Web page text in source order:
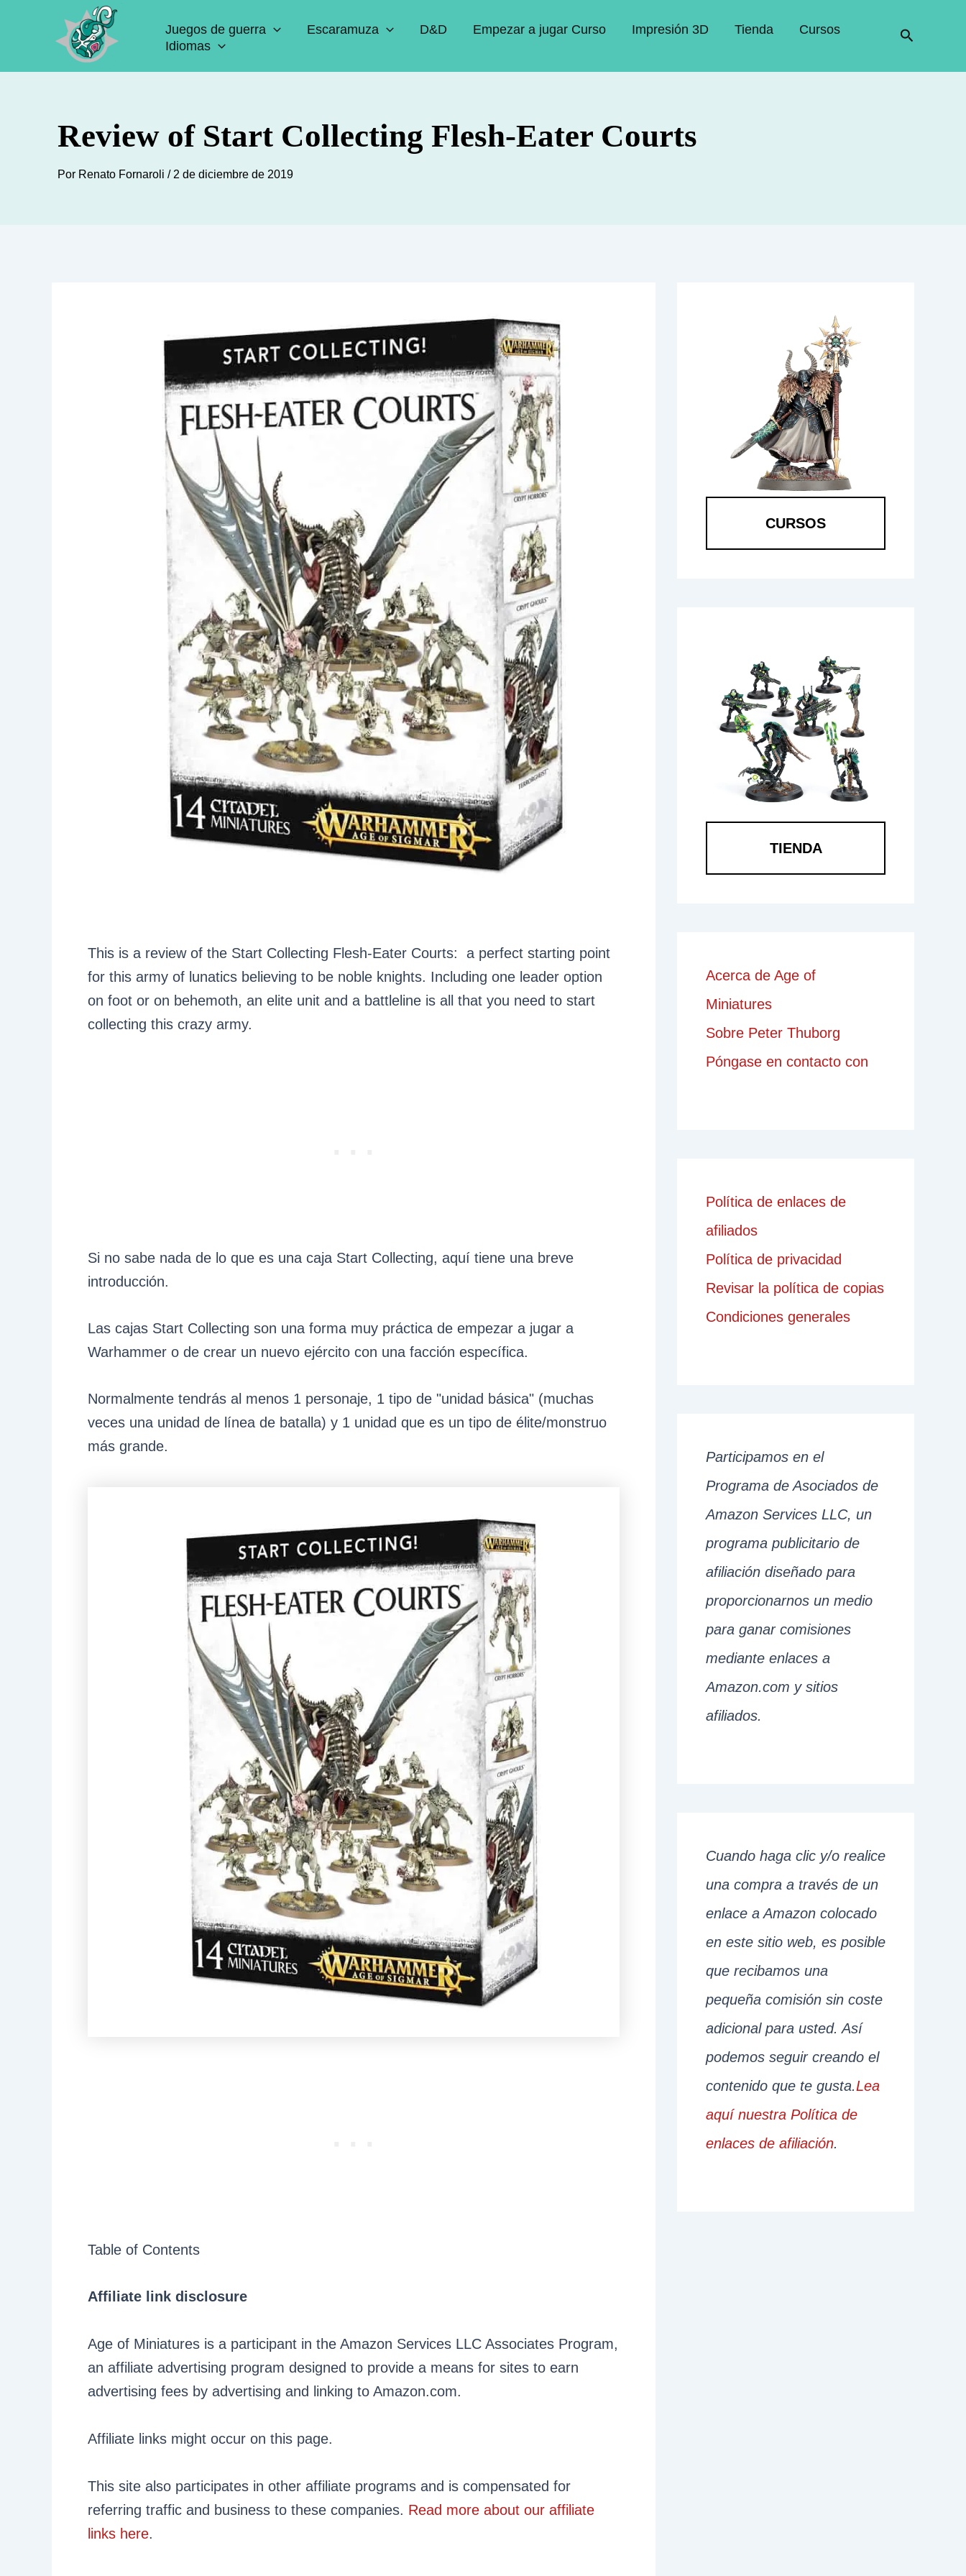
Juegos de guerra Escaramuza D&D Empezar a jugar Curso Impresión 3D Tienda
Cursos
Idiomas
Buscar
Review of Start Collecting Flesh-Eater Courts
Por Renato Fornaroli / 2 de diciembre de 2019
This is a review of the Start Collecting Flesh-Eater Courts: a perfect starting point
for this army of lunatics believing to be noble knights. Including one leader option
on foot or on behemoth, an elite unit and a battleline is all that you need to start
collecting this crazy army.
Si no sabe nada de lo que es una caja Start Collecting, aquí tiene una breve
introducción.
Las cajas Start Collecting son una forma muy práctica de empezar a jugar a
Warhammer o de crear un nuevo ejército con una facción específica.
Normalmente tendrás al menos 1 personaje, 1 tipo de "unidad básica" (muchas
veces una unidad de línea de batalla) y 1 unidad que es un tipo de élite/monstruo
más grande.
Table of Contents
Affiliate link disclosure
Age of Miniatures is a participant in the Amazon Services LLC Associates Program,
an affiliate advertising program designed to provide a means for sites to earn
advertising fees by advertising and linking to Amazon.com.
Affiliate links might occur on this page.
This site also participates in other affiliate programs and is compensated for
referring traffic and business to these companies. Read more about our affiliate
links here.
CURSOS
TIENDA
Acerca de Age of
Miniatures
Sobre Peter Thuborg
Póngase en contacto con
Política de enlaces de
afiliados
Política de privacidad
Revisar la política de copias
Condiciones generales
Participamos en el
Programa de Asociados de
Amazon Services LLC, un
programa publicitario de
afiliación diseñado para
proporcionarnos un medio
para ganar comisiones
mediante enlaces a
Amazon.com y sitios
afiliados.
Cuando haga clic y/o realice
una compra a través de un
enlace a Amazon colocado
en este sitio web, es posible
que recibamos una
pequeña comisión sin coste
adicional para usted. Así
podemos seguir creando el
contenido que te gusta.Lea
aquí nuestra Política de
enlaces de afiliación.